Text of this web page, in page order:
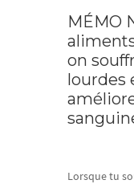
MÉMO
on
lourdes
Lorsque tu